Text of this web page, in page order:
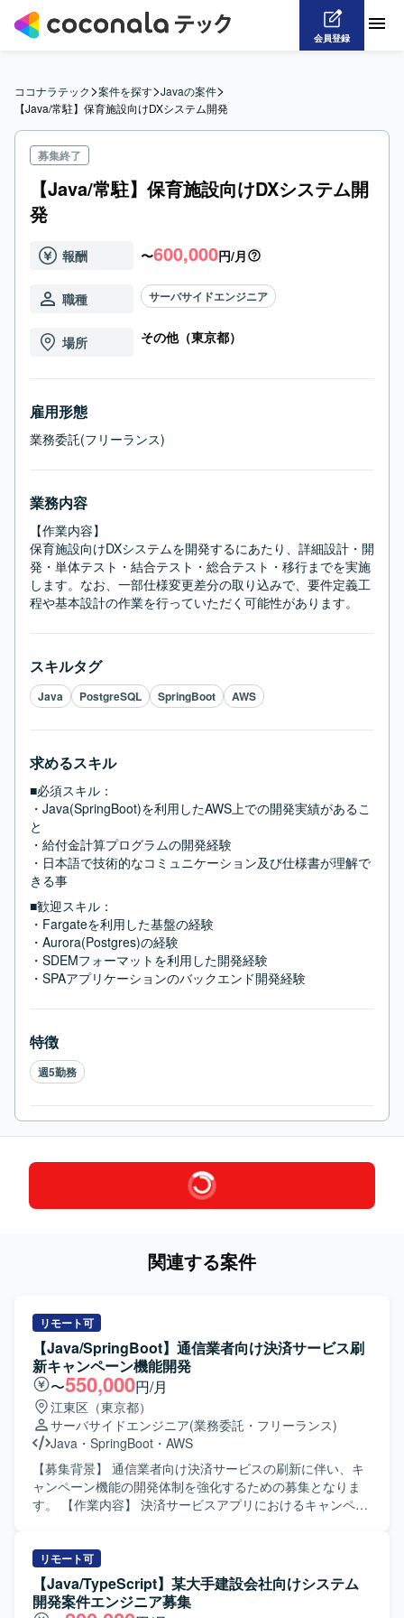
会員登録
ココナラテック>案件を探す>Javaの案件>
【Java/常駐】保育施設向けDXシステム開発
募集終了
【Java/常駐】保育施設向けDXシステム開
発
報酬 〜600,000円/月
職種 サーバサイドエンジニア
場所 その他（東京都）
雇用形態
業務委託(フリーランス)
業務内容
【作業内容】
保育施設向けDXシステムを開発するにあたり、詳細設計・開
発・単体テスト・結合テスト・総合テスト・移行までを実施
します。なお、一部仕様変更差分の取り込みで、要件定義工
程や基本設計の作業を行っていただく可能性があります。
スキルタグ
Java PostgreSQL SpringBoot AWS
求めるスキル
■必須スキル：
・Java(SpringBoot)を利用したAWS上での開発実績があるこ
と
・給付金計算プログラムの開発経験
・日本語で技術的なコミュニケーション及び仕様書が理解で
きる事
■歓迎スキル：
・Fargateを利用した基盤の経験
・Aurora(Postgres)の経験
・SDEMフォーマットを利用した開発経験
・SPAアプリケーションのバックエンド開発経験
特徴
週5勤務
関連する案件
リモート可
【Java/SpringBoot】通信業者向け決済サービス刷
新キャンペーン機能開発
〜550,000円/月
江東区（東京都）
サーバサイドエンジニア(業務委託・フリーランス)
Java ・ SpringBoot ・ AWS
【募集背景】 通信業者向け決済サービスの刷新に伴い、キ
ャンペーン機能の開発体制を強化するための募集となりま
す。 【作業内容】 決済サービスアプリにおけるキャンペー
験、結合試験、総合試験まで一連の工程を実施していただ
きます。スケジュールに応じて、結合試験フェーズや総合
試験フェーズでの各種検証や不具合対応も行っていただき
ます。 【求める人物像】 バックエンド開発における設計か
リモート可
【Java/TypeScript】某大手建設会社向けシステム
開発案件エンジニア募集